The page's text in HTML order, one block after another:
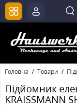
Головна Товари
Підйомник
KRAISSMANN